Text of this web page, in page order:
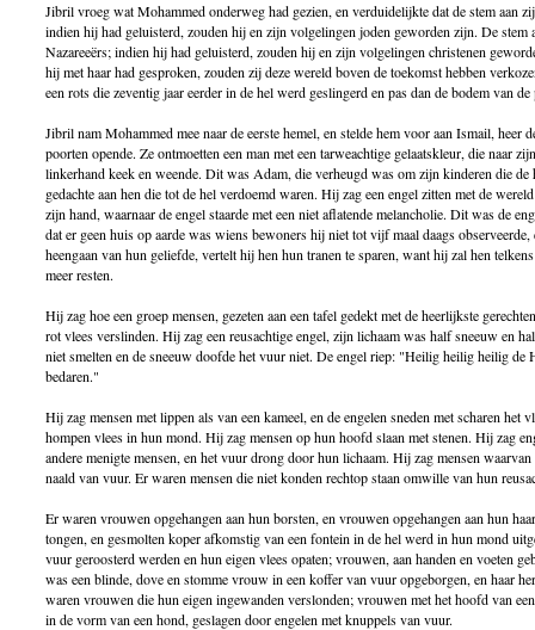
Jibril vroeg wat Mohammed onderweg had gezien, en verduidelijkte dat de stem aan
indien hij had geluisterd, zouden hij en zijn volgelingen joden geworden zijn. De stem
Nazareeërs; indien hij had geluisterd, zouden hij en zijn volgelingen christenen
hij met haar had gesproken, zouden zij deze wereld boven de toekomst hebben
een rots die zeventig jaar eerder in de hel werd geslingerd en pas dan de bodem van
Jibril nam Mohammed mee naar de eerste hemel, en stelde hem voor aan Ismail, heer
poorten opende. Ze ontmoetten een man met een tarweachtige gelaatskleur, die naar
linkerhand keek en weende. Dit was Adam, die verheugd was om zijn kinderen die de
gedachte aan hen die tot de hel verdoemd waren. Hij zag een engel zitten met de
zijn hand, waarnaar de engel staarde met een niet aflatende melancholie. Dit was de
dat er geen huis op aarde was wiens bewoners hij niet tot vijf maal daags
heengaan van hun geliefde, vertelt hij hen hun tranen te sparen, want hij zal hen
meer resten.
Hij zag hoe een groep mensen, gezeten aan een tafel gedekt met de heerlijkste
rot vlees verslinden. Hij zag een reusachtige engel, zijn lichaam was half sneeuw en
niet smelten en de sneeuw doofde het vuur niet. De engel riep: "Heilig heilig heilig
bedaren."
Hij zag mensen met lippen als van een kameel, en de engelen sneden met scharen het
hompen vlees in hun mond. Hij zag mensen op hun hoofd slaan met stenen. Hij zag
andere menigte mensen, en het vuur drong door hun lichaam. Hij zag mensen
naald van vuur. Er waren mensen die niet konden rechtop staan omwille van hun
Er waren vrouwen opgehangen aan hun borsten, en vrouwen opgehangen aan hun
tongen, en gesmolten koper afkomstig van een fontein in de hel werd in hun mond
vuur geroosterd werden en hun eigen vlees opaten; vrouwen, aan handen en voeten
was een blinde, dove en stomme vrouw in een koffer van vuur opgeborgen, en haar
waren vrouwen die hun eigen ingewanden verslonden; vrouwen met het hoofd van
in de vorm van een hond, geslagen door engelen met knuppels van vuur.